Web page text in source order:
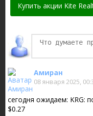
Купить акции Kite
Финаме
Амиран
08 января 2025,
сегодня ожидаем: KRG:
$0.27